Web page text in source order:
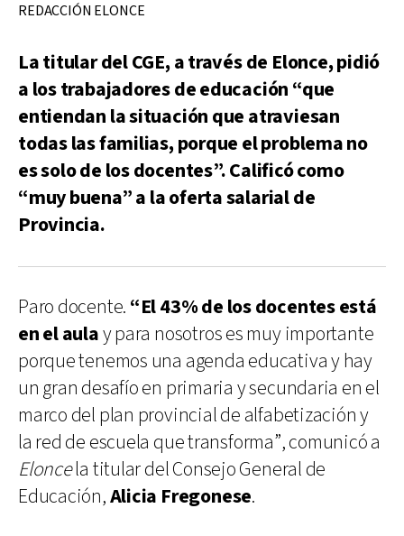
REDACCIÓN ELONCE
La titular del CGE, a través de Elonce, pidió
a los trabajadores de educación “que
entiendan la situación que atraviesan
todas las familias, porque el problema no
es solo de los docentes”. Calificó como
“muy buena” a la oferta salarial de
Provincia.
Paro docente. “El 43% de los docentes está
en el aulay para nosotros es muy importante
porque tenemos una agenda educativa y hay
un gran desafío en primaria y secundaria en el
marco del plan provincial de alfabetización y
la red de escuela que transforma”, comunicó a
Eloncela titular del Consejo General de
Educación,Alicia Fregonese.